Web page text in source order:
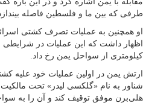
طرفی که بین ما و فلسطین فاصله
او همچنین به عملیات تصرف کشتی
کیلومتری از سواحل یمن رخ داد.
ارتش یمن در اولین عملیات خود علیه
شناور به نام «گلکسی لیدر» تحت مالکیت
هلی‌برن موفق توقیف کند و آن را به